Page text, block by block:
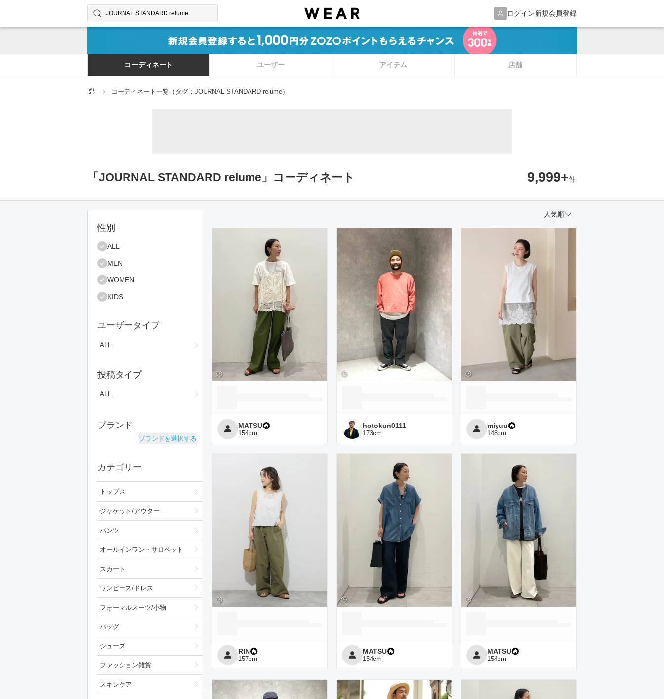
ログイン新規会員登録
コーディネートやユーザーを探す
検索する
コーディネート ユーザー アイテム 店舗
コーディネート一覧（タグ：JOURNAL STANDARD relume）
「JOURNAL STANDARD relume」コーディネート 9,999+件
絞り込み条件
性別
ALL
MEN
WOMEN
KIDS
ユーザータイプ
ALL
投稿タイプ
ALL
ブランド
ブランドを選択する
カテゴリー
トップス
ジャケット/アウター
パンツ
オールインワン・サロペット
スカート
ワンピース/ドレス
フォーマルスーツ/小物
バッグ
シューズ
ファッション雑貨
スキンケア
人気順
MATSU
154cm
hotokun0111
173cm
miyuu
148cm
RIN
157cm
MATSU
154cm
MATSU
154cm